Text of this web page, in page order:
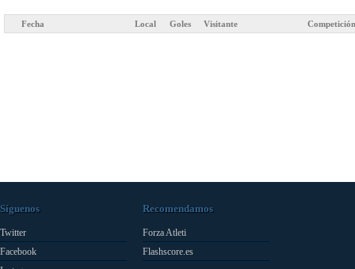
Fecha Local Goles Visitante Competición
Síguenos
Twitter
Facebook
Recomendamos
Forza Atleti
Flashscore.es